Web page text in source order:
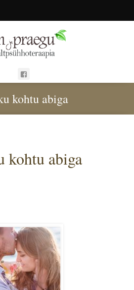
kohtu abiga
kohtu abiga